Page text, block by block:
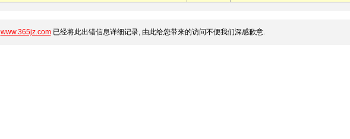
www.365jz.com已经将此出错信息详细记录, 由此给您带来的访问不便我们深感歉意.